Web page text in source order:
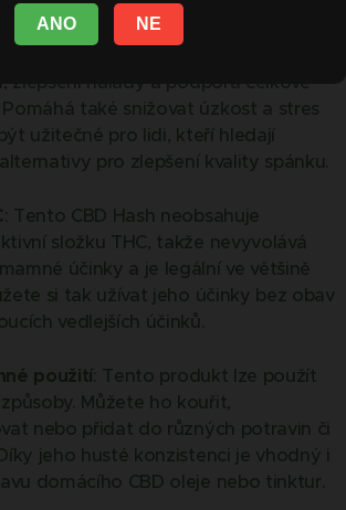
ANO NE
relaxace a pohody
zlepšení nálady a podpora celkové
také snižovat úzkost a stres
užitečné pro lidi, kteří hledají
pro zlepšení kvality spánku.
: Tento CBD Hash neobsahuje
složku THC, takže nevyvolává
účinky a je legální ve většině
si tak užívat jeho účinky bez obav
vedlejších účinků.
použití : Tento produkt lze použít
Můžete ho kouřit,
nebo přidat do různých potravin či
jeho husté konzistenci je vhodný i
domácího CBD oleje nebo tinktur.